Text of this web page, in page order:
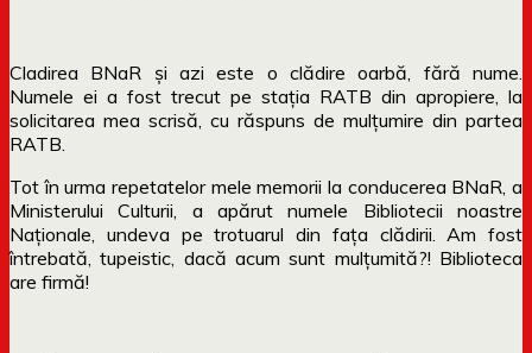
Cladirea BNaR și azi este o clădire oarbă, fără nume.
Numele ei a fost trecut pe stația RATB din apropiere, la
solicitarea mea scrisă, cu răspuns de mulțumire din partea
RATB.
Tot în urma repetatelor mele memorii la conducerea BNaR, a
Ministerului Culturii, a apărut numele Bibliotecii noastre
Naționale, undeva pe trotuarul din fața clădirii. Am fost
întrebată, tupeistic, dacă acum sunt mulțumită?! Biblioteca
are firmă!